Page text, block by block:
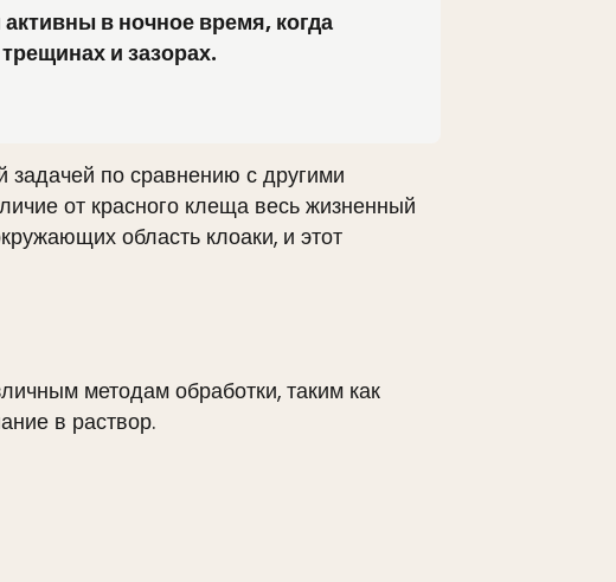
в ночное время, когда
и зазорах.
по сравнению с другими
от красного клеща весь жизненный
область клоаки, и этот
методам обработки, таким как
в раствор.